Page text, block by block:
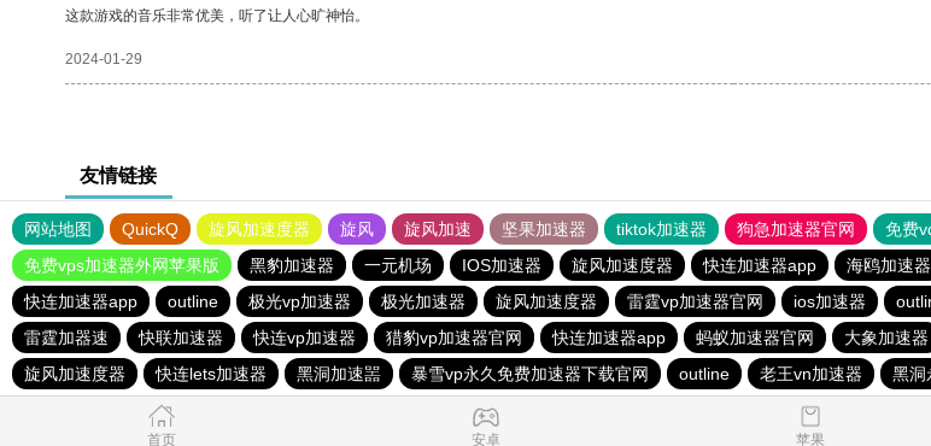
这款游戏的音乐非常优美，听了让人心旷神怡。
2024-01-29
友情链接
网站地图 QuickQ 旋风加速度器 旋风 旋风加速 坚果加速器 tiktok加速器 狗急加速器官网 免费
免费vps加速器外网苹果版
黑豹加速器 一元机场 IOS加速器 旋风加速度器 快连加速器app 海鸥加速器
快连加速器app
outline 极光vp加速器 极光加速器 旋风加速度器 雷霆vp加速器官网 ios加速器
雷霆加器速
快联加速器 快连vp加速器 猎豹vp加速器官网 快连加速器app 蚂蚁加速器官网 大象加速器
旋风加速度器
快连lets加速器 黑洞加速噐 暴雪vp永久免费加速器下载官网 outline 老王vn加速器 黑洞
首页 安卓 苹果